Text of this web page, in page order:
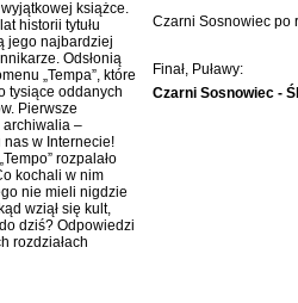
książce.
historii tytułu
jego najbardziej
Odsłonią
„Tempa”, które
tysiące oddanych
Pierwsze
archiwalia –
w Internecie!
rozpalało
kochali w nim
nie mieli nigdzie
wziął się kult,
dziś? Odpowiedzi
rozdziałach
Czarni Sosnowiec po
Finał, Puławy:
Czarni Sosnowiec -